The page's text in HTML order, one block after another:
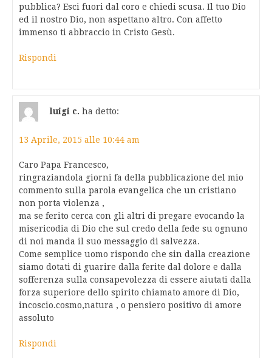
pubblica? Esci fuori dal coro e chiedi scusa. Il tuo Dio
ed il nostro Dio, non aspettano altro. Con affetto
immenso ti abbraccio in Cristo Gesù.
Rispondi
luigi c. ha detto:
13 Aprile, 2015 alle 10:44 am
Caro Papa Francesco,
ringraziandola giorni fa della pubblicazione del mio
commento sulla parola evangelica che un cristiano
non porta violenza ,
ma se ferito cerca con gli altri di pregare evocando la
misericodia di Dio che sul credo della fede su ognuno
di noi manda il suo messaggio di salvezza.
Come semplice uomo rispondo che sin dalla creazione
siamo dotati di guarire dalla ferite dal dolore e dalla
sofferenza sulla consapevolezza di essere aiutati dalla
forza superiore dello spirito chiamato amore di Dio,
incoscio.cosmo,natura , o pensiero positivo di amore
assoluto
Rispondi